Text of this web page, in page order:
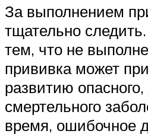
За выполнением
тщательно
тем, что не
прививка может
развитию
смертельного
время, ошибочное